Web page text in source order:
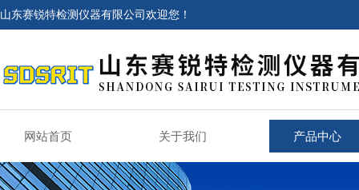
山东赛锐特检测仪器有限公司欢迎您！
网站首页 关于我们 产品中心